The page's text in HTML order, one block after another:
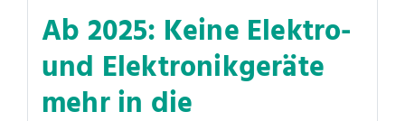
Ab 2025: Keine Elektro-
und Elektronikgeräte
mehr in die